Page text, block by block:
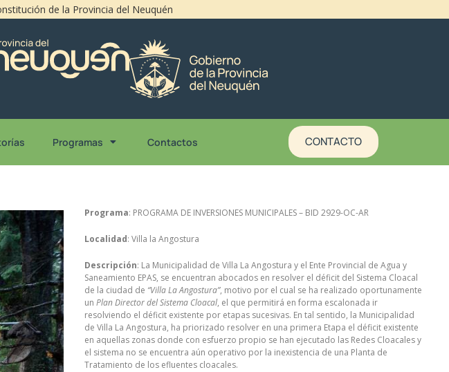
de la Provincia del Neuquén
Programas Contactos CONTACTO
Programa: PROGRAMA DE INVERSIONES MUNICIPALES – BID 2929-OC-AR
Localidad: Villa la Angostura
Descripción: La Municipalidad de Villa La Angostura y el Ente Provincial de Agua y
Saneamiento EPAS, se encuentran abocados en resolver el déficit del Sistema Cloacal
de la ciudad de “Villa La Angostura”, motivo por el cual se ha realizado oportunamente
un Plan Director del Sistema Cloacal, el que permitirá en forma escalonada ir
resolviendo el déficit existente por etapas sucesivas. En tal sentido, la Municipalidad
de Villa La Angostura, ha priorizado resolver en una primera Etapa el déficit existente
en aquellas zonas donde con esfuerzo propio se han ejecutado las Redes Cloacales y
el sistema no se encuentra aún operativo por la inexistencia de una Planta de
Tratamiento de los efluentes cloacales.